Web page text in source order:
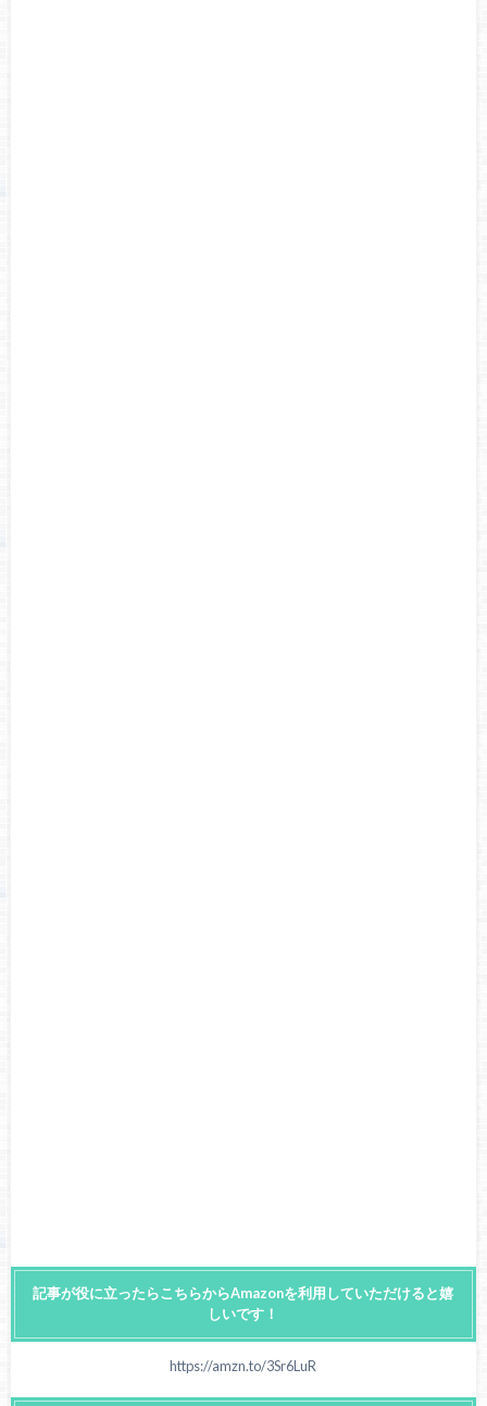
記事が役に立ったらこちらからAmazonを利用していただけると嬉
しいです！
https://amzn.to/3Sr6LuR